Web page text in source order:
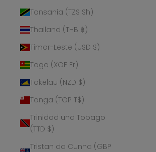
Tansania (TZS Sh)
Thailand (THB ฿)
Timor-Leste (USD $)
Togo (XOF Fr)
Tokelau (NZD $)
Tonga (TOP T$)
Trinidad und Tobago
(TTD $)
Tristan da Cunha (GBP